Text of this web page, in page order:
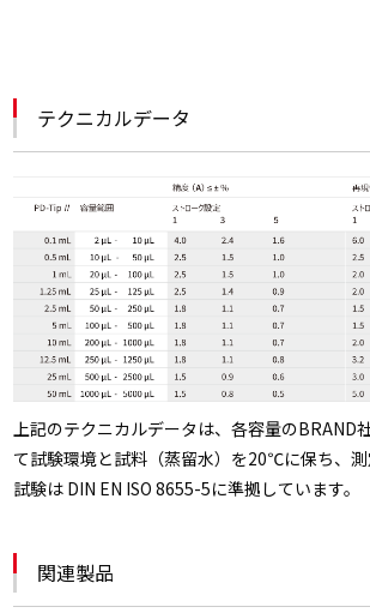
テクニカルデータ
上記のテクニカルデータは、各容量のBRAND
て試験環境と試料（蒸留水）を20℃に保ち、
試験は DIN EN ISO 8655-5に準拠しています。
関連製品